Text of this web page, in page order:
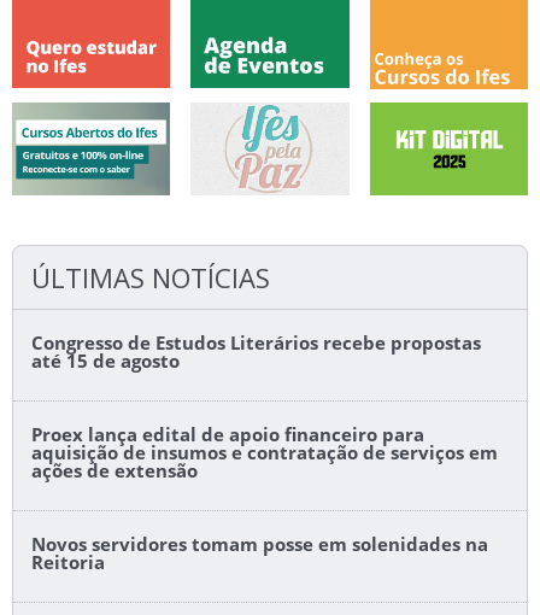
ÚLTIMAS NOTÍCIAS
Congresso de Estudos Literários recebe propostas
até 15 de agosto
Proex lança edital de apoio financeiro para
aquisição de insumos e contratação de serviços em
ações de extensão
Novos servidores tomam posse em solenidades na
Reitoria